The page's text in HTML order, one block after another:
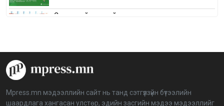
Сонгуулийн хуулийн зөрчил, шалгах,
аймагт үргэлжилж байна
Mpress.mn мэдээллийн сайт нь танд сэтгүүлзүйн бүтээлийн
шаардлага хангасан улстөр, эдийн засгийн мэдээ мэдээллийг